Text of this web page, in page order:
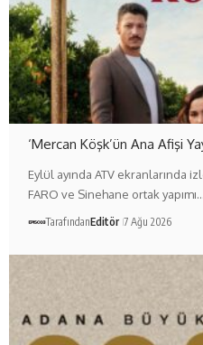
‘Mercan Köşk’ün Ana Afişi
Eylül ayında ATV ekranlarında
FARO ve Sinehane ortak yapımı…
TarafındanEditör 7 Ağu 2026